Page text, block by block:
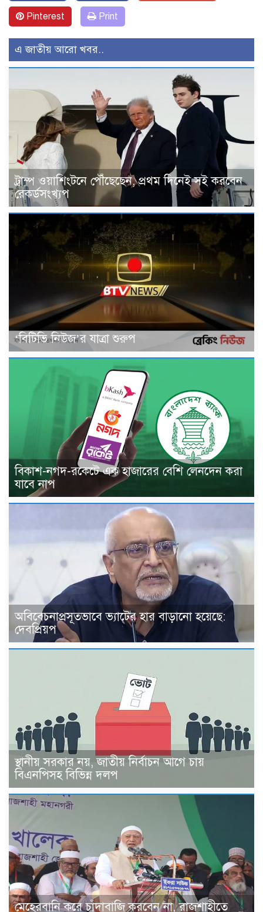
Pinterest Print
এ জাতীয় আরো খবর..
ট্রাম্প ওয়াশিংটনে পৌঁছেছেন, প্রথম দিনেই সই করবেন
রেকর্ডসংখ্যপ
‘বিটিভি নিউজ’র যাত্রা শুরুপ
বিকাশ-নগদ-রকেটে এক হাজারের বেশি লেনদেন করা
যাবে নাপ
অবিবেচনাপ্রসূতভাবে ভ্যাটের হার বাড়ানো হয়েছে:
দেবপ্রিয়প
স্থানীয় সরকার নয়, জাতীয় নির্বাচন আগে চায়
বিএনপিসহ বিভিন্ন দলপ
মেহেরবানি করে চাঁদাবাজি করবেন না, রাজশাহীতে